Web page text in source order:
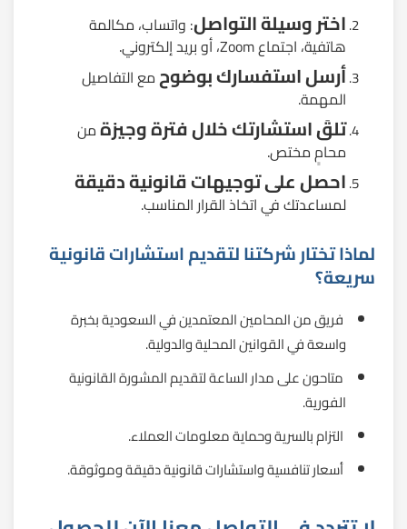
اختر وسيلة التواصل: واتساب، مكالمة
هاتفية، اجتماع Zoom، أو بريد إلكتروني.
أرسل استفسارك بوضوحمع التفاصيل
المهمة.
تلقَ استشارتك خلال فترة وجيزةمن
محامٍ مختص.
احصل على توجيهات قانونية دقيقة
لمساعدتك في اتخاذ القرار المناسب.
لماذا تختار شركتنا لتقديم استشارات قانونية
سريعة؟
فريق من المحامين المعتمدين في السعودية بخبرة
واسعة في القوانين المحلية والدولية.
متاحون على مدار الساعة لتقديم المشورة القانونية
الفورية.
التزام بالسرية وحماية معلومات العملاء.
أسعار تنافسية واستشارات قانونية دقيقة وموثوقة.